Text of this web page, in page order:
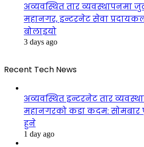
अव्यवस्थित तार व्यवस्थापनमा
महानगर, इन्टरनेट सेवा
बोलाइयो
3 days ago
Recent Tech News
अव्यवस्थित इन्टरनेट तार
महानगरको कडा कदम:
हुने
1 day ago